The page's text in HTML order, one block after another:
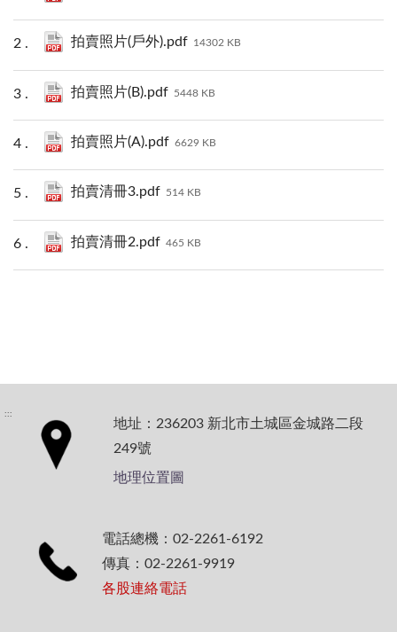
拍賣照片(戶外).pdf 14302 KB
拍賣照片(B).pdf 5448 KB
拍賣照片(A).pdf 6629 KB
拍賣清冊3.pdf 514 KB
拍賣清冊2.pdf 465 KB
:::
地址：236203 新北市土城區金城路二段
249號
地理位置圖
電話總機：02-2261-6192
傳真：02-2261-9919
各股連絡電話